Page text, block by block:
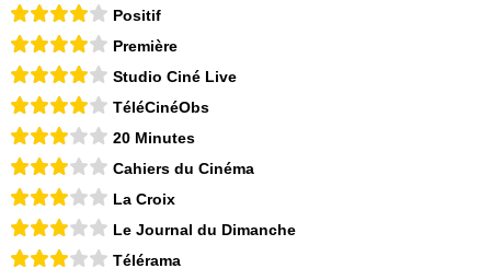
Positif
Première
Studio Ciné Live
TéléCinéObs
20 Minutes
Cahiers du Cinéma
La Croix
Le Journal du Dimanche
Télérama